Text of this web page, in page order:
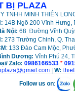
BỊ PLAZA
TNHH MINH THIÊN
14B Ngõ 200 Vĩnh Hưng,
Nội: 68 Đường Vĩnh
273 Trường Chinh, Q.
: 133 Đào Cam Mộc,
Dương: Vĩnh Phú 24,
Zalo: 0986166533 *
W:
Follow us on: